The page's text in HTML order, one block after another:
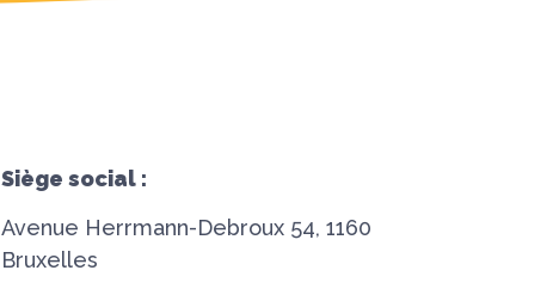
Siège social :
Avenue Herrmann-Debroux 54, 1160
Bruxelles